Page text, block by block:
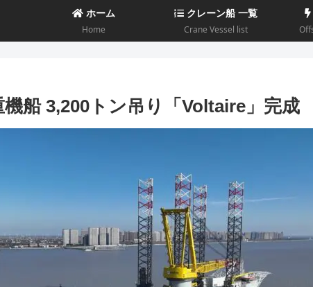
ホーム
Home
クレーン船 一覧
Crane Vessel list
船 3,200トン吊り「Voltaire」完成